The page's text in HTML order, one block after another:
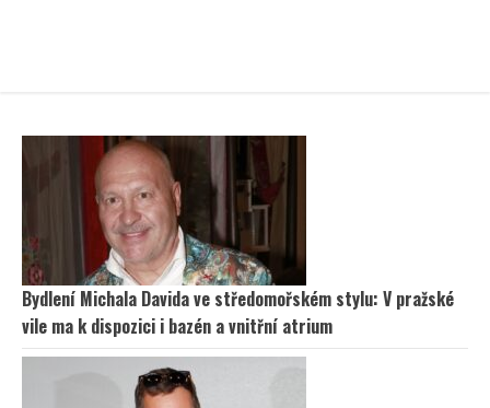
Bydlení Michala Davida ve středomořském stylu: V pražské
vile ma k dispozici i bazén a vnitřní atrium